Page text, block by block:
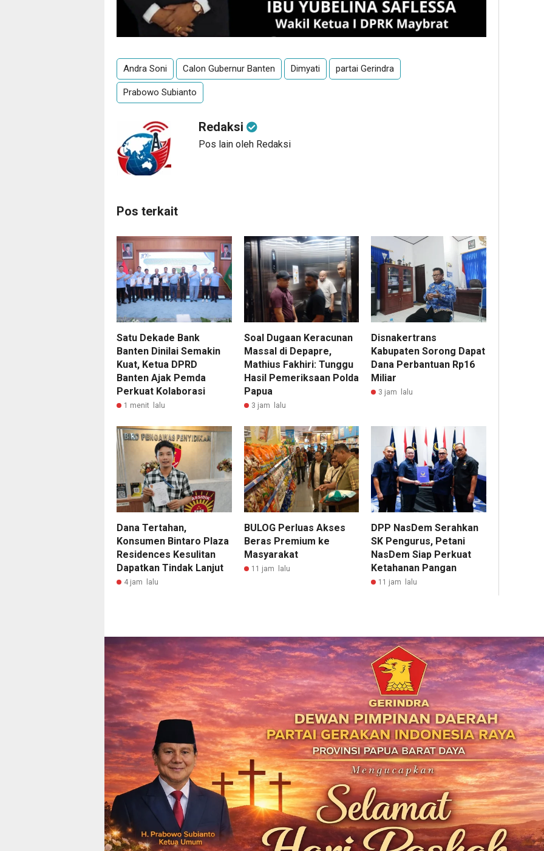
Andra Soni Calon Gubernur Banten Dimyati partai Gerindra
Prabowo Subianto
Redaksi
Pos lain oleh Redaksi
Pos terkait
Satu Dekade Bank
Banten Dinilai Semakin
Kuat, Ketua DPRD
Banten Ajak Pemda
Perkuat Kolaborasi
1 menit lalu
Soal Dugaan Keracunan
Massal di Depapre,
Mathius Fakhiri: Tunggu
Hasil Pemeriksaan Polda
Papua
3 jam lalu
Disnakertrans
Kabupaten Sorong Dapat
Dana Perbantuan Rp16
Miliar
3 jam lalu
Dana Tertahan,
Konsumen Bintaro Plaza
Residences Kesulitan
Dapatkan Tindak Lanjut
4 jam lalu
BULOG Perluas Akses
Beras Premium ke
Masyarakat
11 jam lalu
DPP NasDem Serahkan
SK Pengurus, Petani
NasDem Siap Perkuat
Ketahanan Pangan
11 jam lalu